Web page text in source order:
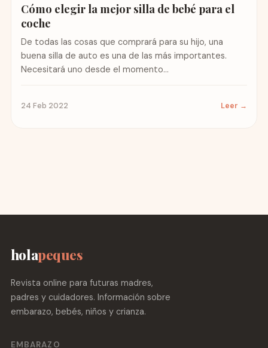
Cómo elegir la mejor silla de bebé para el
coche
De todas las cosas que comprará para su hijo, una
buena silla de auto es una de las más importantes.
Necesitará uno desde el momento...
24 Feb 2022 Leer →
holapeques
Revista online para futuras madres,
padres y cuidadores. Información sobre
embarazo, bebés, niños y crianza.
EMBARAZO